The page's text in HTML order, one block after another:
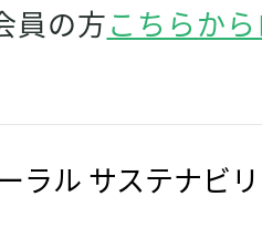
員の方こちらか
ラル サステナビ